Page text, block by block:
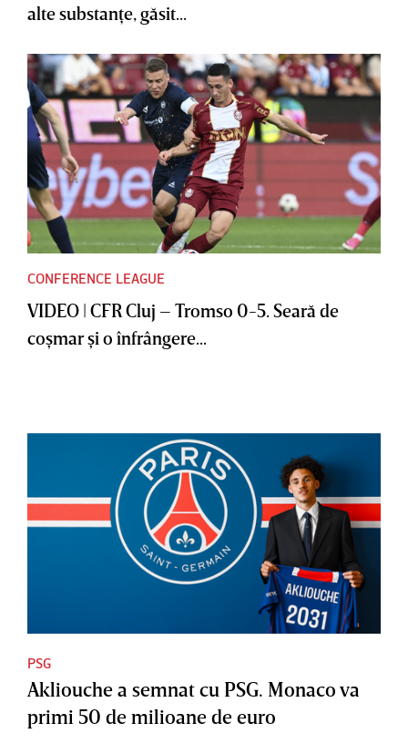
alte substanţe, găsit...
CONFERENCE LEAGUE
VIDEO | CFR Cluj – Tromso 0-5. Seară de
coşmar şi o înfrângere...
PSG
Akliouche a semnat cu PSG. Monaco va
primi 50 de milioane de euro